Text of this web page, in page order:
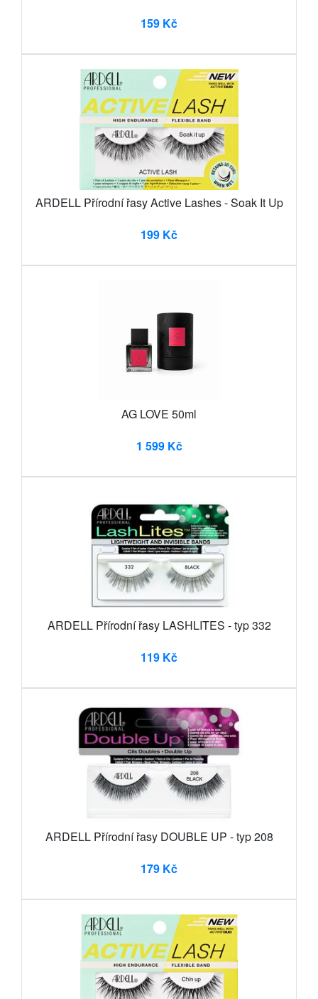
159 Kč
ARDELL Přírodní řasy Active Lashes - Soak It Up
199 Kč
AG LOVE 50ml
1 599 Kč
ARDELL Přírodní řasy LASHLITES - typ 332
119 Kč
ARDELL Přírodní řasy DOUBLE UP - typ 208
179 Kč